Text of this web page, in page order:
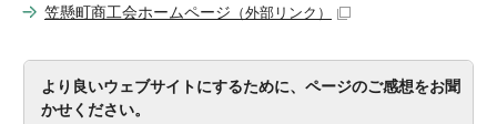
笠懸町商工会ホームページ （外部リンク）
より良いウェブサイトにするために、ページのご感想をお聞
かせください。